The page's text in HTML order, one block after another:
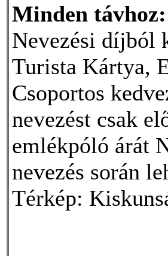
Minden távhoz:
Nevezési díjból
Turista Kártya,
Csoportos
nevezést csak
emlékpóló árát
nevezés során
Térkép: